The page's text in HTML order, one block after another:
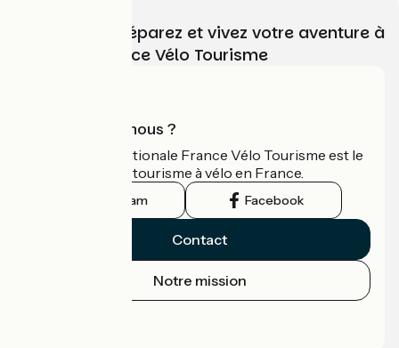
Choisissez, préparez et vivez votre aventure à
vélo avec France Vélo Tourisme
Qui sommes-nous ?
L'association nationale France Vélo Tourisme est le
guide officiel du tourisme à vélo en France.
Instagram Facebook
Contact
Notre mission